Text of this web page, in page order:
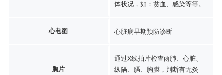
体状况，如：贫血、感染等等。
心电图 心脏病早期预防诊断
胸片
通过X线拍片检查两肺、心脏、
纵隔、膈、胸膜，判断有无炎